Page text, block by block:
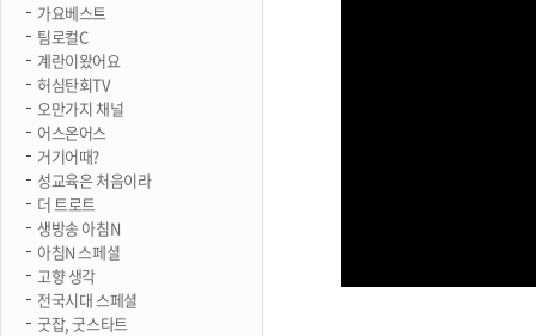
가요베스트
팀로컬C
계란이왔어요
허심탄회TV
오만가지 채널
어스온어스
거기어때?
성교육은 처음이라
더 트로트
생방송 아침N
아침N 스페셜
고향 생각
전국시대 스페셜
굿잡, 굿스타트